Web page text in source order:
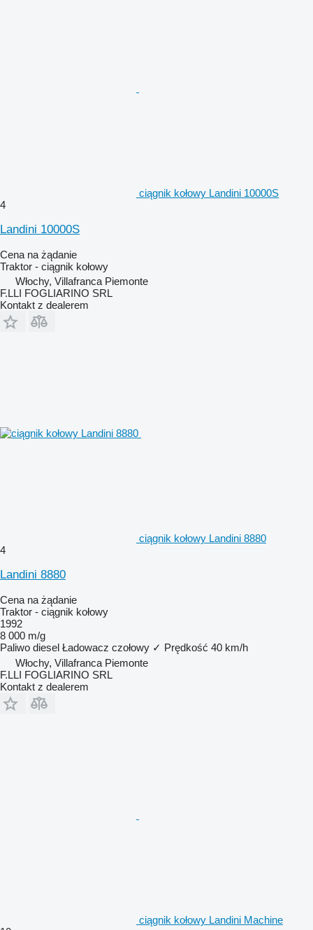
ciągnik kołowy Landini 10000S
4
Landini 10000S
Cena na żądanie
Traktor - ciągnik kołowy
Włochy, Villafranca Piemonte
F.LLI FOGLIARINO SRL
Kontakt z dealerem
ciągnik kołowy Landini 8880
4
Landini 8880
Cena na żądanie
Traktor - ciągnik kołowy
1992
8 000 m/g
Paliwo diesel Ładowacz czołowy ✓ Prędkość 40 km/h
Włochy, Villafranca Piemonte
F.LLI FOGLIARINO SRL
Kontakt z dealerem
ciągnik kołowy Landini Machine